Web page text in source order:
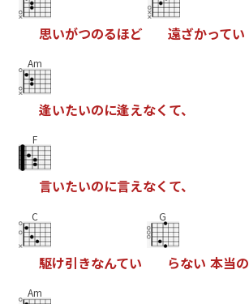
思いがつのるほど 遠ざかってい
Am
逢いたいのに逢えなく て、
F
言いたいのに言えなく て、
C
駆け引きなんてい
G
らない 本当の
Am